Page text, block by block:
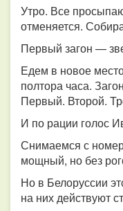
Утро. Все
отменяется.
Первый загон —
Едем в новое
полтора часа.
Первый. Второй.
И по рации голос
Снимаемся с
мощный, но без
Но в Белоруссии
на них действуют